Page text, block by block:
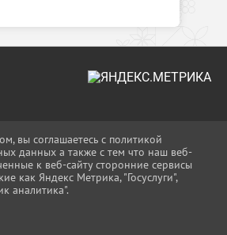
ПЕРСОНАЛЬНЫХ
вы соглашаетесь с политикой
данных а также с тем что наш веб-
к веб-сайту сторонние сервисы
как Яндекс Метрика, "Госуслуги",
аналитика".